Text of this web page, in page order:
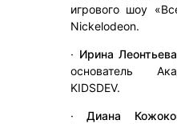
игрового шоу
Nickelodeon.
· Ирина Леонтьева
основатель
KIDSDEV.
·Диана